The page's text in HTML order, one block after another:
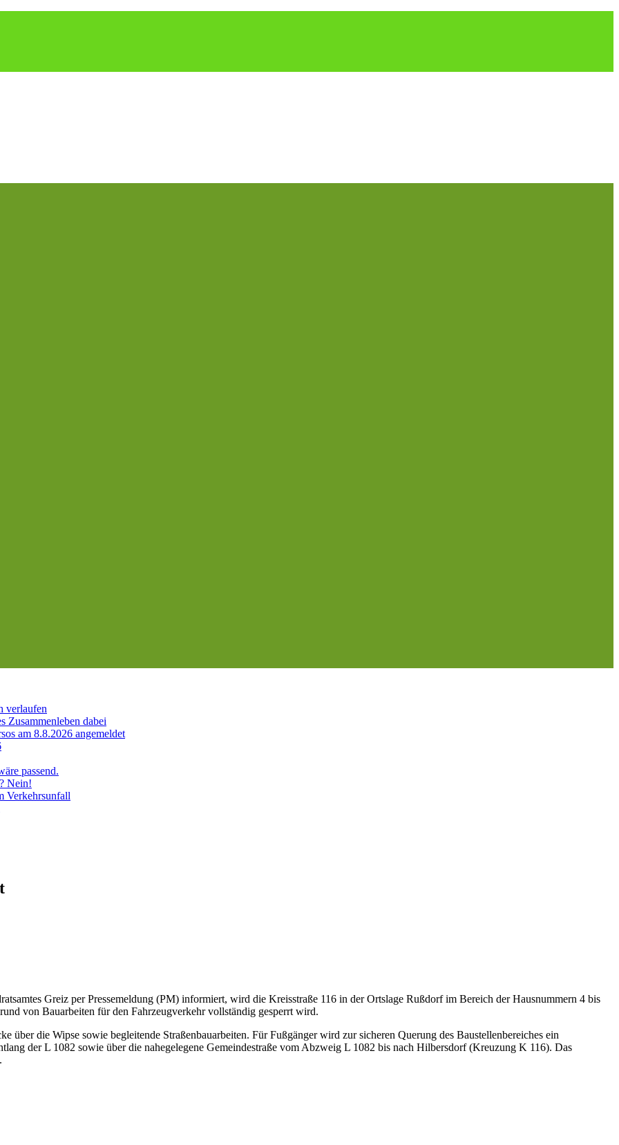
verlaufen
Zusammenleben dabei
am 8.8.2026 angemeldet
passend.
Nein!
Verkehrsunfall
Greiz per Pressemeldung (PM) informiert, wird die Kreisstraße 116 in der Ortslage Rußdorf im Bereich der Hausnummern 4 bis
von Bauarbeiten für den Fahrzeugverkehr vollständig gesperrt wird.
über die Wipse sowie begleitende Straßenbauarbeiten. Für Fußgänger wird zur sicheren Querung des Baustellenbereiches ein
der L 1082 sowie über die nahegelegene Gemeindestraße vom Abzweig L 1082 bis nach Hilbersdorf (Kreuzung K 116). Das